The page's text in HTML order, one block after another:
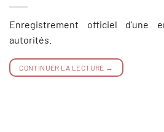
Enregistrement officiel d’une
autorités.
CONTINUER LA LECTURE →